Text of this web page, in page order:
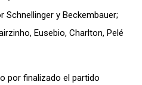
Schnellinger y Beckembauer;
Eusebio, Charlton, Pelé
por finalizado el partido